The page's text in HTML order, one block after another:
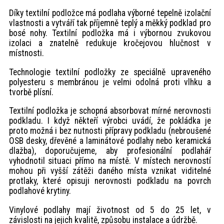
Díky textilní podložce má podlaha výborné tepelně izolační
vlastnosti a vytváří tak příjemně teplý a měkký podklad pro
bosé nohy. Textilní podložka má i výbornou zvukovou
izolaci a znatelně redukuje kročejovou hlučnost v
místnosti.
Technologie textilní podložky ze speciálně upraveného
polyesteru s membránou je velmi odolná proti vlhku a
tvorbě plísní.
Textilní podložka je schopná absorbovat mírné nerovnosti
podkladu. I když někteří výrobci uvádí, že pokládka je
proto možná i bez nutnosti přípravy podkladu (nebroušené
OSB desky, dřevěné a laminátové podlahy nebo keramická
dlažba), doporučujeme, aby profesionální podlahář
vyhodnotil situaci přímo na místě. V místech nerovností
mohou při vyšší zátěži daného místa vznikat viditelné
protlaky, které opisuji nerovnosti podkladu na povrch
podlahové krytiny.
Vinylové podlahy mají životnost od 5 do 25 let, v
závislosti na jejich kvalitě, způsobu instalace a údržbě.